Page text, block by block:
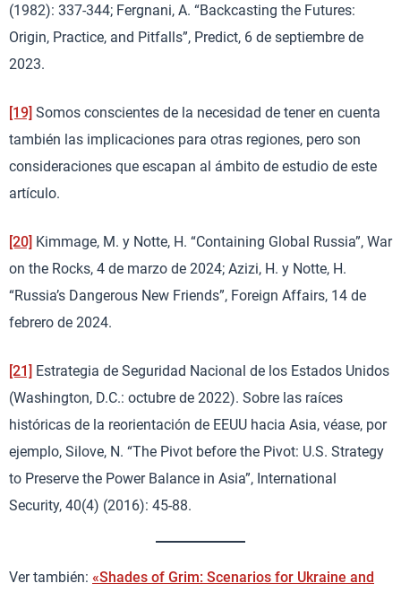
(1982): 337-344; Fergnani, A. “Backcasting the Futures:
Origin, Practice, and Pitfalls”, Predict, 6 de septiembre de
2023.
[19] Somos conscientes de la necesidad de tener en cuenta
también las implicaciones para otras regiones, pero son
consideraciones que escapan al ámbito de estudio de este
artículo.
[20] Kimmage, M. y Notte, H. “Containing Global Russia”, War
on the Rocks, 4 de marzo de 2024; Azizi, H. y Notte, H.
“Russia’s Dangerous New Friends”, Foreign Affairs, 14 de
febrero de 2024.
[21] Estrategia de Seguridad Nacional de los Estados Unidos
(Washington, D.C.: octubre de 2022). Sobre las raíces
históricas de la reorientación de EEUU hacia Asia, véase, por
ejemplo, Silove, N. “The Pivot before the Pivot: U.S. Strategy
to Preserve the Power Balance in Asia”, International
Security, 40(4) (2016): 45-88.
Ver también: «Shades of Grim: Scenarios for Ukraine and